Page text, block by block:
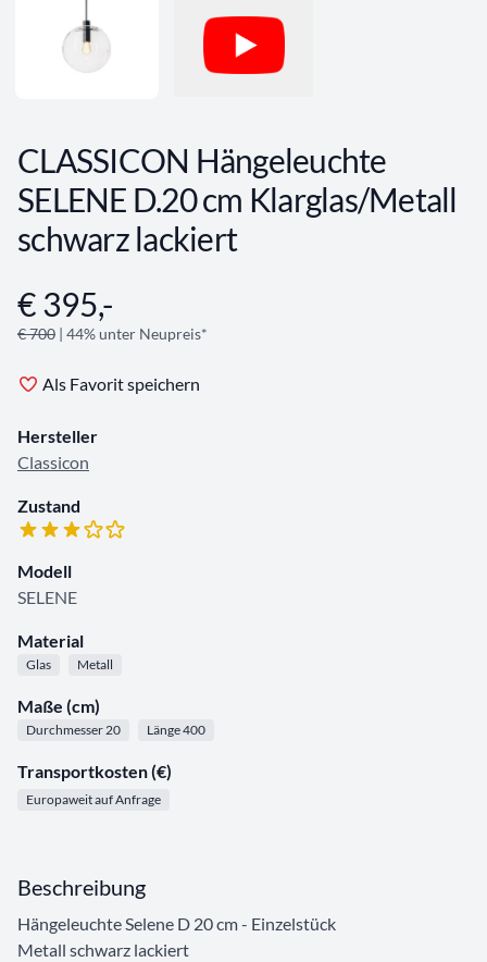
CLASSICON Hängeleuchte
SELENE D.20 cm Klarglas/Metall
schwarz lackiert
Angebotsinformationen
€ 395,-
€ 700 | 44% unter Neupreis*
Als Favorit speichern
Hersteller
Classicon
Zustand
Modell
SELENE
Material
Glas Metall
Maße (cm)
Durchmesser 20 Länge 400
Transportkosten (€)
Europaweit auf Anfrage
Beschreibung
Hängeleuchte Selene D 20 cm - Einzelstück
Metall schwarz lackiert